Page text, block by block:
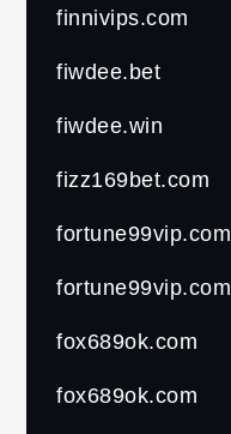
finnivips.com
fiwdee.bet
fiwdee.win
fizz169bet.com
fortune99vip.com
fortune99vip.com
fox689ok.com
fox689ok.com